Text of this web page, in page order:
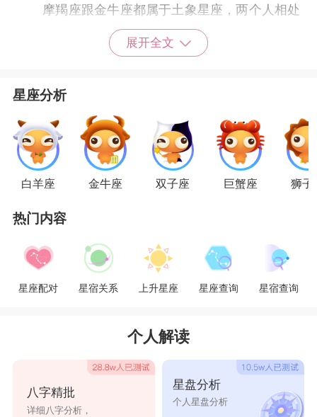
摩羯座跟金牛座都属于土象星座 ，两个人相处
会非常有默契，因为两个人都属于稳重踏实，认真
负责的类型，对待生活和工作看似一板一眼，却处
处都会计划周全。两个人都非常的务实，也很看重
生共鸣，很少会为了琐事争吵。两个人对待感情都
比较内敛，属于典型的外冷内热，对感情足够专
一。如果在一起彼此的感情是平淡的，也是最真实
的。
而
狮子座 觉得一生只守卫一个人那样的爱情十
分让人骄傲，即然另一方也持股了那样的坚定不
很强，她们在爱情里会体现得十分霸气侧漏、慷慨
大方、很有保护欲，白羊座会感觉和狮子座在一起
十分有归属感，两人在一起，就需要守卫另一方一
辈子。
展开全文
星座分析
白羊座 金牛座 双子座 巨蟹座 狮子
热门内容
星座配对 星宿关系 上升星座 星座查询 星宿查询
个人解读
八字精批
详细八字分析，
星盘分析
个人星盘分析